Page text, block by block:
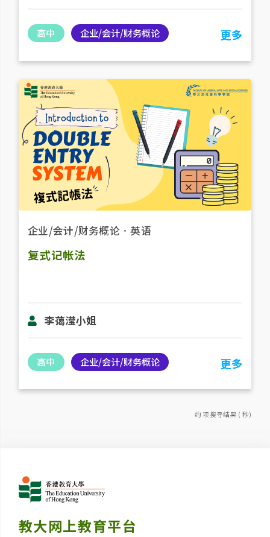
高中 企业/会计/财务概论 更多
企业/会计/财务概论 ．英语
复式记帐法
李蔼滢小姐
高中 企业/会计/财务概论 更多
约 项搜寻结果 ( 秒)
教大网上教育平台